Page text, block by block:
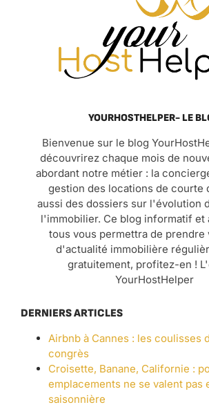
YOURHOSTHELPER- LE
Bienvenue sur le blog
découvrirez chaque mois de
abordant notre métier : la
gestion des locations de courte
aussi des dossiers sur l'évolution
l'immobilier. Ce blog informatif et
tous vous permettra de prendre
d'actualité immobilière
gratuitement, profitez-en !
YourHostHelper
DERNIERS ARTICLES
Airbnb à Cannes : les coulisses
congrès
Croisette, Banane, Californie :
emplacements ne se valent pas
saisonnière